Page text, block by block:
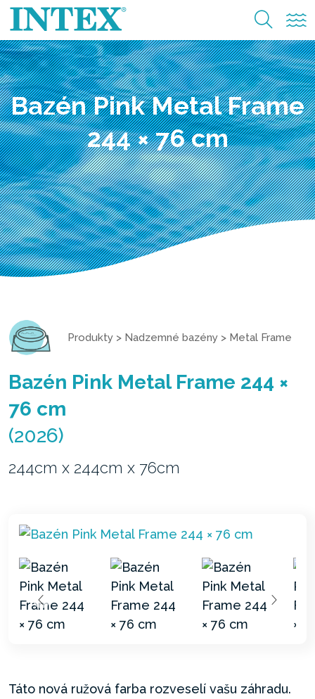
Bazén Pink Metal Frame
244 × 76 cm
Produkty > Nadzemné bazény > Metal Frame
Bazén Pink Metal Frame 244 ×
76 cm
(2026)
244cm x 244cm x 76cm
Táto nová ružová farba rozveselí vašu záhradu.